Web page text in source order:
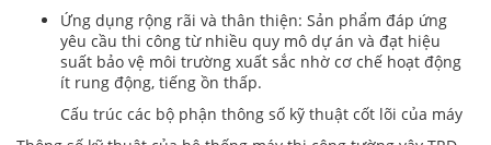
Ứng dụng rộng rãi và thân thiện: Sản phẩm đáp ứng
yêu cầu thi công từ nhiều quy mô dự án và đạt hiệu
suất bảo vệ môi trường xuất sắc nhờ cơ chế hoạt động
ít rung động, tiếng ồn thấp.
Cấu trúc các bộ phận thông số kỹ thuật cốt lõi của máy